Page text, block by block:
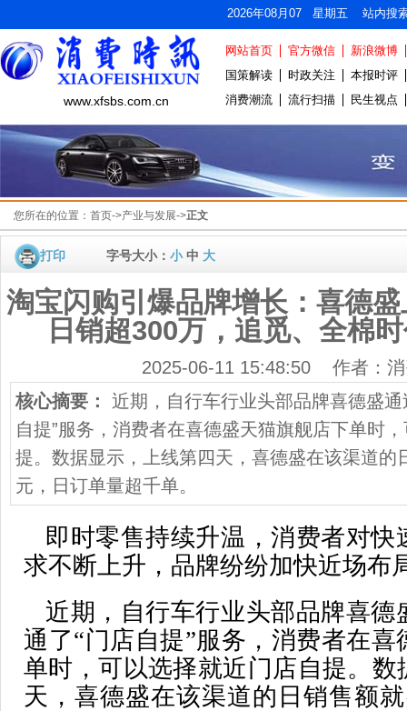
2026年08月07 星期五 站内搜
www.xfsbs.com.cn
网站首页 官方微信
新浪微博
国策解读
时政关注
本报时评
消费潮流
流行扫描 民生视点
您所在的位置： 首页->产业与发展->正文
打印 字号大小： 小中 大
淘宝闪购引爆品牌增长：喜德
日销超300万，追觅、全棉
2025-06-11 15:48:50 作者：消
核心摘要：
近期，自行车行业头部品牌喜德盛
自提”服务，消费者在喜德盛天猫旗舰店下单时
提。数据显示，上线第四天，喜德盛在该渠道的
元，日订单量超千单。
即时零售持续升温，消费者对快
求不断上升，品牌纷纷加快近场布
近期，自行车行业头部品牌喜德
通了“门店自提”服务，消费者在
单时，可以选择就近门店自提。数
天，喜德盛在该渠道的日销售额